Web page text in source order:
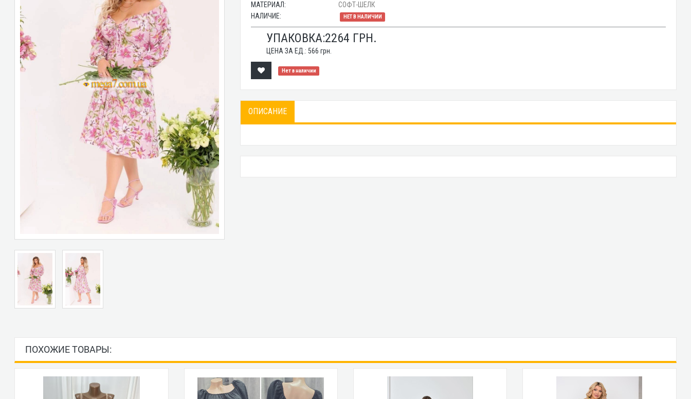
МАТЕРИАЛ:
СОФТ-ШЕЛК
НАЛИЧИЕ:
НЕТ В НАЛИЧИИ
УПАКОВКА:2264 ГРН.
ЦЕНА ЗА ЕД.:566 грн.
Нет в наличии
ОПИСАНИЕ
ПОХОЖИЕ ТОВАРЫ: